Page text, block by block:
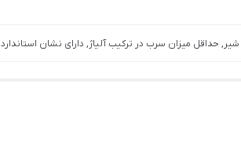
حداقل میزان سرب در ترکیب آلیاژ, دارای نشان استاندارد